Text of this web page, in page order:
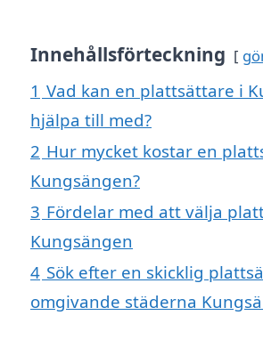
Innehållsförteckning
1 Vad kan en plattsättare i
hjälpa till med?
2 Hur mycket kostar en
Kungsängen?
3 Fördelar med att välja
Kungsängen
4 Sök efter en skicklig
omgivande städerna